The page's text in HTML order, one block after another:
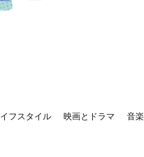
フスタイル 映画とドラマ 音楽